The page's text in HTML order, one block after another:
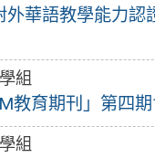
外華語教學能力認
組
教育期刊」第四
組